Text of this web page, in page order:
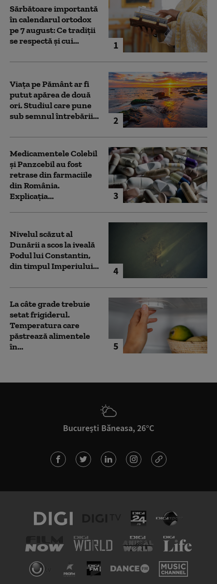
1
Sărbătoare importantă
în calendarul ortodox
pe 7 august: Ce tradiții
se respectă și cui...
2
Viața pe Pământ ar fi
putut apărea de două
ori. Studiul care pune
sub semnul întrebării...
3
Medicamentele Colebil
și Panzcebil au fost
retrase din farmaciile
din România.
Explicația...
4
Nivelul scăzut al
Dunării a scos la iveală
Podul lui Constantin,
din timpul Imperiului...
5
La câte grade trebuie
setat frigiderul.
Temperatura care
păstrează alimentele
în...
București Băneasa, 26°C